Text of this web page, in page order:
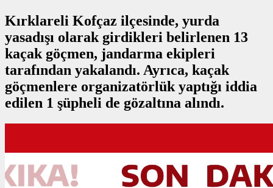
Kırklareli Kofçaz ilçesinde, yurda
yasadışı olarak girdikleri belirlenen 13
kaçak göçmen, jandarma ekipleri
tarafından yakalandı. Ayrıca, kaçak
göçmenlere organizatörlük yaptığı iddia
edilen 1 şüpheli de gözaltına alındı.